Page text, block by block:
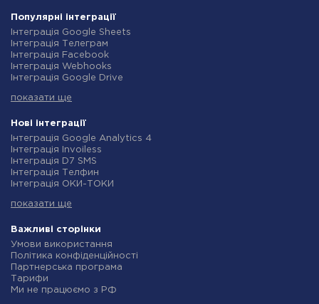
Популярні інтеграції
Інтеграція Google Sheets
Інтеграція Телеграм
Інтеграція Facebook
Інтеграція Webhooks
Інтеграція Google Drive
Інтеграція Gmail
Інтеграція Rozetka
Інтеграція OpenAI (ChatGPT)
Інтеграція Binotel
Інтеграція Prom
Інтеграція Приват24
Інтеграція OLX
Інтеграція SendPulse
Інтеграція Stream Telecom
Інтеграція Google Analytics
Інтеграція Creatio
Інтеграція Ringostat
Інтеграція Google Calendar
Інтеграція Airtable
показати ще
Нові інтеграції
Інтеграція Google Analytics 4
Інтеграція Invoiless
Інтеграція D7 SMS
Інтеграція Телфин
Інтеграція ОКИ-ТОКИ
Інтеграція Microsoft Dynamics 365
Інтеграція TxtSync
Інтеграція Wire2Air
Інтеграція Corezoid
Інтеграція Infobip
Інтеграція Instasent
Інтеграція AtomPark
показати ще
Важливі сторінки
Умови використання
Політика конфіденційності
Партнерська програма
Тарифи
Ми не працюємо з РФ